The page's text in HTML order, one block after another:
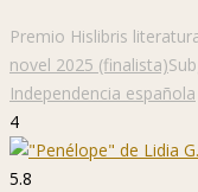
Premio Hislibris
novel 2025 (finalista)
Independencia española
4
5.8